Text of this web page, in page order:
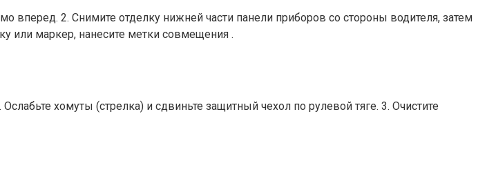
2. Снимите отделку нижней части панели приборов со стороны водителя, затем
или маркер, нанесите метки совмещения .
хомуты (стрелка) и сдвиньте защитный чехол по рулевой тяге. 3. Очистите